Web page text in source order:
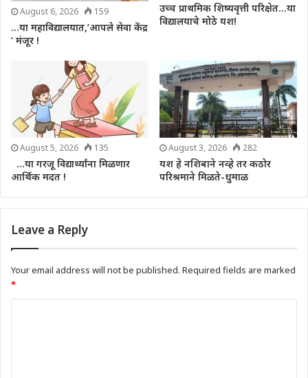
August 6, 2026 159
…या महाविद्यालयात,’आपले सेवा केंद्र
‘ मंजूर !
उच्च प्राथमिक शिष्यवृत्ती परिक्षेत…या
विद्यालयाचे मोठे यश!
August 5, 2026 135
…या गरजू विद्यार्थ्यांना मिळणार
आर्थिक मदत !
August 3, 2026 282
यश हे नशिबाने नव्हे तर कठोर
परिश्रमाने मिळते-धुमाळ
Leave a Reply
Your email address will not be published. Required fields are marked
*